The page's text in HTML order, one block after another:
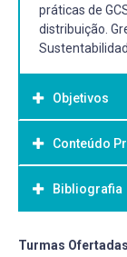
práticas de
distribuição.
Objetivos
Objetivo Geral:
Proporcionar
área de
Conteúdo
Bibliografia
Bibliografia
Turmas Ofertadas